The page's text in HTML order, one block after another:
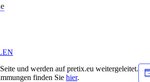
und werden auf pretix.eu weitergeleitet.
finden Sie hier.